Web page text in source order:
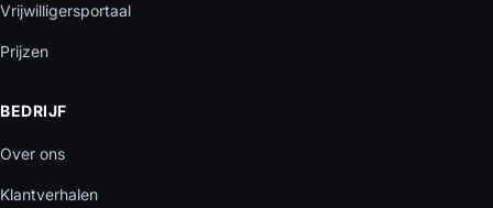
Vrijwilligersportaal
Prijzen
BEDRIJF
Over ons
Klantverhalen